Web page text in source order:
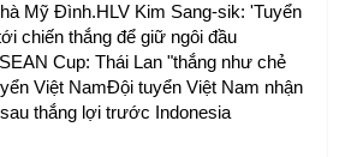
Mỹ Đình.HLV Kim Sang-sik: 'Tuyển
chiến thắng để giữ ngôi đầu
Cup: Thái Lan "thắng như chẻ
Việt NamĐội tuyển Việt Nam nhận
thắng lợi trước Indonesia